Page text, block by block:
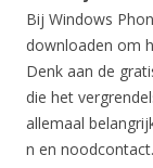
Bij Windows
downloaden om
Denk aan de
die het
allemaal
n en noodcontact.